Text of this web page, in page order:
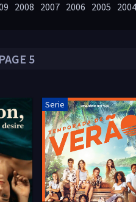
5
Serie
2008 2007 2006 2005 2004